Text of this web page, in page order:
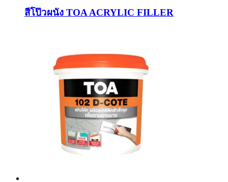
สีโป๊วผนัง TOA ACRYLIC FILLER